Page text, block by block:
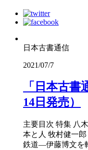
日本古書通信
2021/07/7
「日本古書
14日発売）
主要目次 特集 八
本と人 牧村健一
鉄道―伊藤博文を